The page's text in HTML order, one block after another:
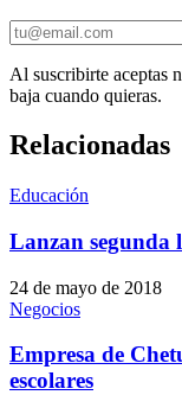
Al suscribirte aceptas
baja cuando quieras.
Relacionadas
Educación
Lanzan segunda
24 de mayo de 2018
Negocios
Empresa de
escolares